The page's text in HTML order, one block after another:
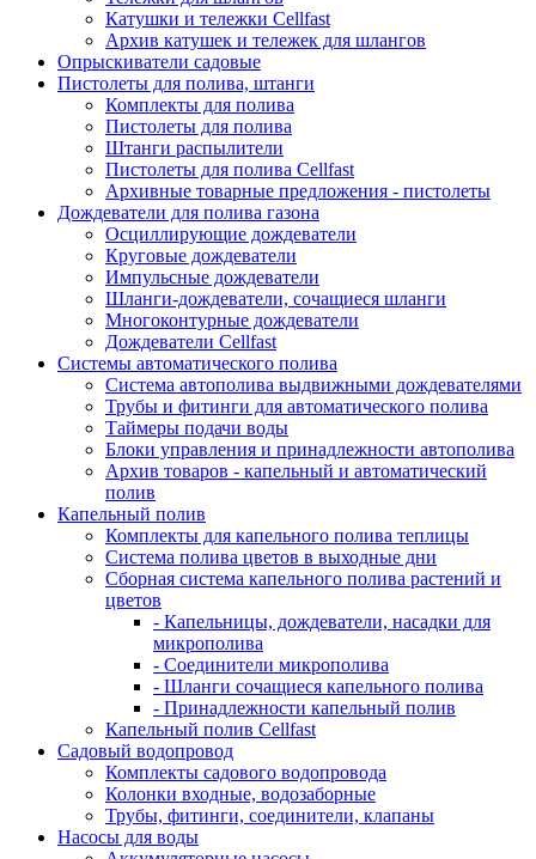
Катушки и тележки Cellfast
Архив катушек и тележек для шлангов
Опрыскиватели садовые
Пистолеты для полива, штанги
Комплекты для полива
Пистолеты для полива
Штанги распылители
Пистолеты для полива Cellfast
Архивные товарные предложения - пистолеты
Дождеватели для полива газона
Осциллирующие дождеватели
Круговые дождеватели
Импульсные дождеватели
Шланги-дождеватели, сочащиеся шланги
Многоконтурные дождеватели
Дождеватели Cellfast
Системы автоматического полива
Система автополива выдвижными дождевателями
Трубы и фитинги для автоматического полива
Таймеры подачи воды
Блоки управления и принадлежности автополива
Архив товаров - капельный и автоматический
полив
Капельный полив
Комплекты для капельного полива теплицы
Система полива цветов в выходные дни
Сборная система капельного полива растений и
цветов
- Капельницы, дождеватели, насадки для
микрополива
- Соединители микрополива
- Шланги сочащиеся капельного полива
- Принадлежности капельный полив
Капельный полив Cellfast
Садовый водопровод
Комплекты садового водопровода
Колонки входные, водозаборные
Трубы, фитинги, соединители, клапаны
Насосы для воды